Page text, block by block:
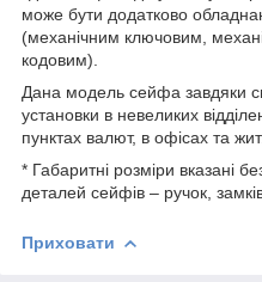
може бути додатково
(механічним ключовим,
кодовим).
Дана модель сейфа завдяки
установки в невеликих
пунктах валют, в офісах та
* Габаритні розміри вказані
деталей сейфів – ручок,
Приховати